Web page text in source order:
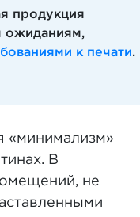
продукция
ожиданиям,
к печати.
«минимализм»
В
не